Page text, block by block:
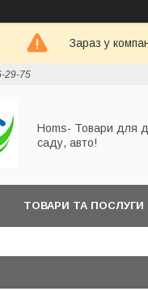
Зараз у
29-75
Homs- Товари для
саду, авто!
ТОВАРИ ТА ПОСЛУГИ